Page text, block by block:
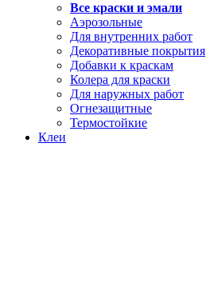
Все краски и эмали
Аэрозольные
Для внутренних работ
Декоративные покрытия
Добавки к краскам
Колера для краски
Для наружных работ
Огнезащитные
Термостойкие
Клеи